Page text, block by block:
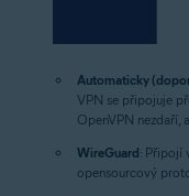
Automaticky
VPN se připojuje
OpenVPN nezdaří,
WireGuard: Připojí
opensourcový